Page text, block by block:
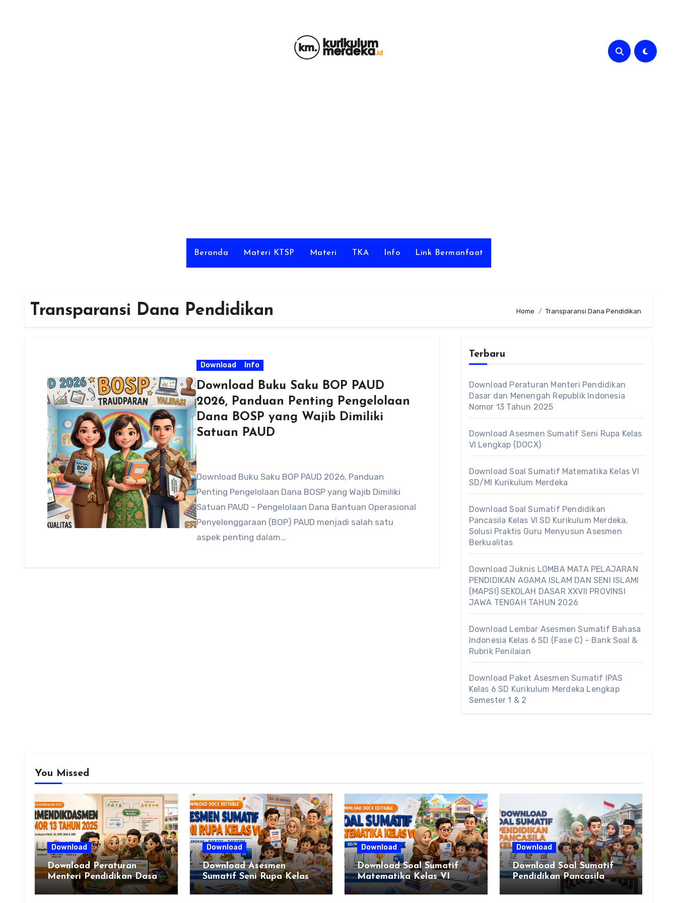
Beranda Materi KTSP Materi TKA Info Link Bermanfaat
Transparansi Dana Pendidikan Home Transparansi Dana Pendidikan
Download Info
Download Buku Saku BOP PAUD
2026, Panduan Penting Pengelolaan
Dana BOSP yang Wajib Dimiliki
Satuan PAUD
Download Buku Saku BOP PAUD 2026, Panduan
Penting Pengelolaan Dana BOSP yang Wajib Dimiliki
Satuan PAUD – Pengelolaan Dana Bantuan Operasional
Penyelenggaraan (BOP) PAUD menjadi salah satu
aspek penting dalam…
Terbaru
Download Peraturan Menteri Pendidikan
Dasar dan Menengah Republik Indonesia
Nomor 13 Tahun 2025
Download Asesmen Sumatif Seni Rupa Kelas
VI Lengkap (DOCX)
Download Soal Sumatif Matematika Kelas VI
SD/MI Kurikulum Merdeka
Download Soal Sumatif Pendidikan
Pancasila Kelas VI SD Kurikulum Merdeka,
Solusi Praktis Guru Menyusun Asesmen
Berkualitas
Download Juknis LOMBA MATA PELAJARAN
PENDIDIKAN AGAMA ISLAM DAN SENI ISLAMI
(MAPSI) SEKOLAH DASAR XXVII PROVINSI
JAWA TENGAH TAHUN 2026
Download Lembar Asesmen Sumatif Bahasa
Indonesia Kelas 6 SD (Fase C) – Bank Soal &
Rubrik Penilaian
Download Paket Asesmen Sumatif IPAS
Kelas 6 SD Kurikulum Merdeka Lengkap
Semester 1 & 2
You Missed
Download
Download Peraturan
Menteri Pendidikan Dasar
dan Menengah Republik
Indonesia Nomor 13 Tahun
Download
Download Asesmen
Sumatif Seni Rupa Kelas
VI Lengkap (DOCX)
Download
Download Soal Sumatif
Matematika Kelas VI
SD/MI Kurikulum Merdeka
Download
Download Soal Sumatif
Pendidikan Pancasila
Kelas VI SD Kurikulum
Merdeka, Solusi Praktis